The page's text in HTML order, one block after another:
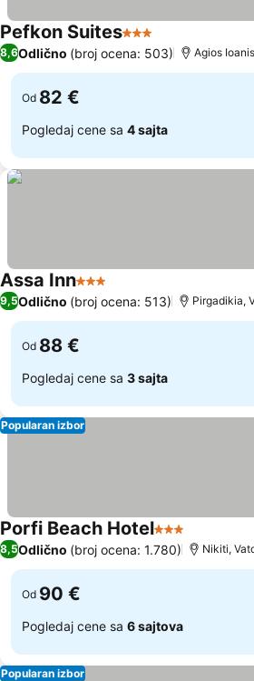
Pefkon Suites3 Zvezdice
8,6Odlično (broj ocena: 503) Agios
Od 82 €
Pogledaj cene sa 4 sajta
Assa Inn3 Zvezdice
9,5Odlično (broj ocena: 513) Pirgadikia,
Od 88 €
Pogledaj cene sa 3 sajta
Popularan izbor
Porfi Beach Hotel3 Zvezdice
8,5Odlično (broj ocena: 1.780) Nikiti,
Od 90 €
Pogledaj cene sa 6 sajtova
Popularan izbor